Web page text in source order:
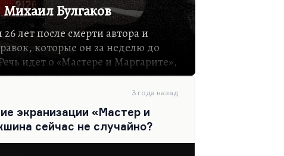
Булгаков
лет после смерти автора и
которые он за неделю до
идет о «Мастере и Маргарите»,
при достаточно загадочных
скажет имя писателя
Евгений Поповкин написал
украинцев с оккупантами
крымских колхозников
3 года назад
экранизации «Мастер и
сейчас не случайно?